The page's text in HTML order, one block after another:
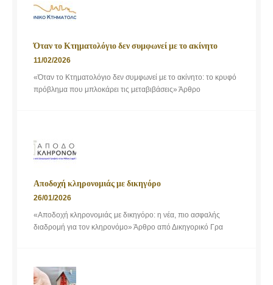
Όταν το Κτηματολόγιο δεν συμφωνεί με το ακίνητο
11/02/2026
«Όταν το Κτηματολόγιο δεν συμφωνεί με το ακίνητο: το κρυφό
πρόβλημα που μπλοκάρει τις μεταβιβάσεις» Άρθρο
Αποδοχή κληρονομιάς με δικηγόρο
26/01/2026
«Αποδοχή κληρονομιάς με δικηγόρο: η νέα, πιο ασφαλής
διαδρομή για τον κληρονόμο» Άρθρο από Δικηγορικό Γρα